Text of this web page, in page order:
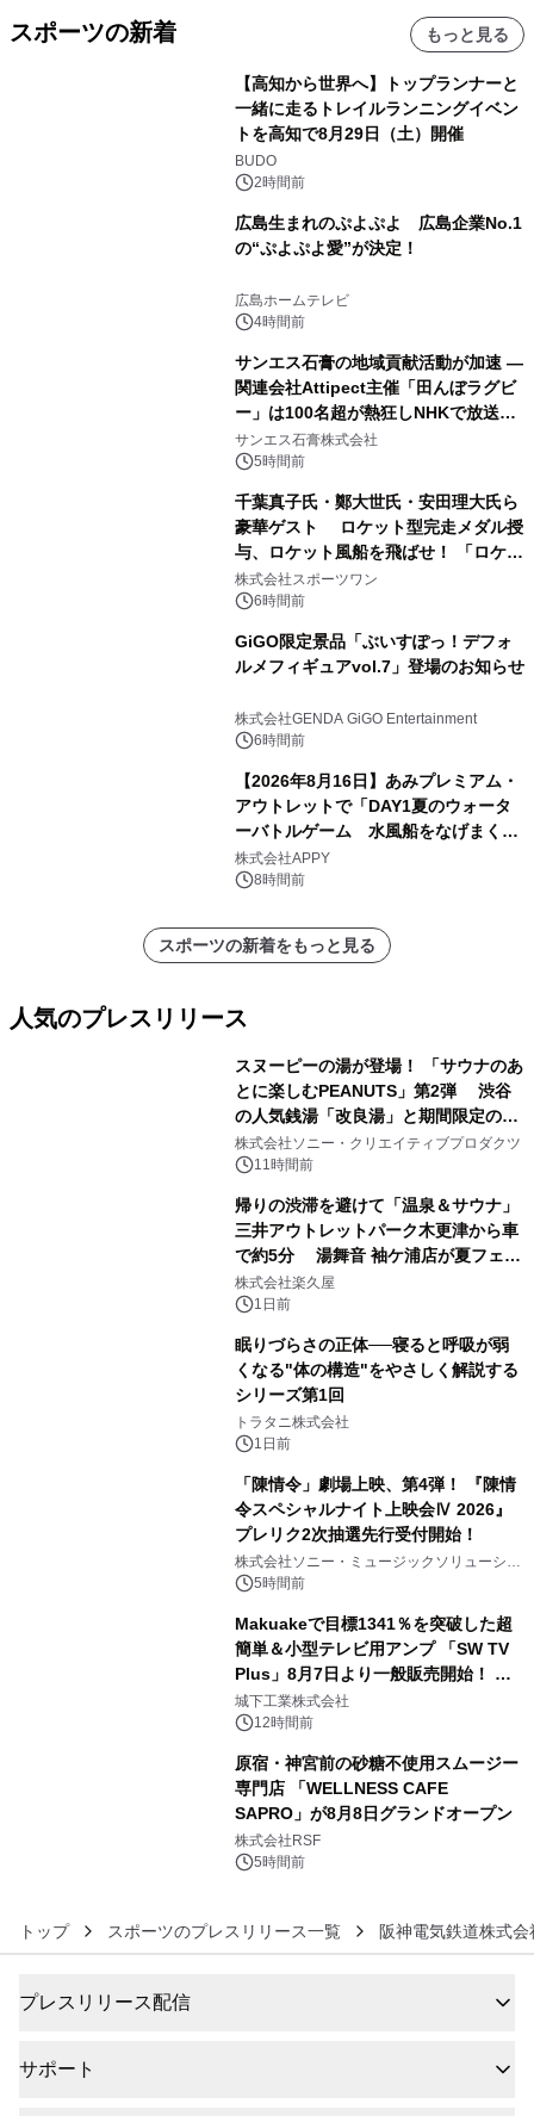
スポーツの新着 もっと見る
【高知から世界へ】トップランナーと
一緒に走るトレイルランニングイベン
トを高知で8月29日（土）開催
BUDO
2時間前
広島生まれのぷよぷよ 広島企業No.1
の“ぷよぷよ愛”が決定！
広島ホームテレビ
4時間前
サンエス石膏の地域貢献活動が加速 ―
関連会社Attipect主催「田んぼラグビ
ー」は100名超が熱狂しNHKで放送さ
れました。
サンエス石膏株式会社
5時間前
千葉真子氏・鄭大世氏・安田理大氏ら
豪華ゲスト ロケット型完走メダル授
与、ロケット風船を飛ばせ！ 「ロケッ
トマラソン2026」開催
株式会社スポーツワン
6時間前
GiGO限定景品「ぶいすぽっ！デフォ
ルメフィギュアvol.7」登場のお知らせ
株式会社GENDA GiGO Entertainment
6時間前
【2026年8月16日】あみプレミアム・
アウトレットで「DAY1夏のウォータ
ーバトルゲーム 水風船をなげまくろ
う！」を開催
株式会社APPY
8時間前
スポーツの新着をもっと見る
人気のプレスリリース
スヌーピーの湯が登場！ 「サウナのあ
とに楽しむPEANUTS」第2弾 渋谷
の人気銭湯「改良湯」と期間限定のコ
ラボレーション サウナイキタイコラ
ボグッズも発売決定！
株式会社ソニー・クリエイティブプロダクツ
11時間前
帰りの渋滞を避けて「温泉＆サウナ」
三井アウトレットパーク木更津から車
で約5分 湯舞音 袖ケ浦店が夏フェア
メニューを提供
株式会社楽久屋
1日前
眠りづらさの正体──寝ると呼吸が弱
くなる"体の構造"をやさしく解説する
シリーズ第1回
トラタニ株式会社
1日前
「陳情令」劇場上映、第4弾！ 『陳情
令スペシャルナイト上映会Ⅳ 2026』
プレリク2次抽選先行受付開始！
株式会社ソニー・ミュージックソリューショ
ンズ5時間前
Makuakeで目標1341％を突破した超
簡単＆小型テレビ用アンプ 「SW TV
Plus」8月7日より一般販売開始！ ケ
ーブル1本つなぐだけ、テレビの音が
ぐっと豊かに
城下工業株式会社
12時間前
原宿・神宮前の砂糖不使用スムージー
専門店 「WELLNESS CAFE
SAPRO」が8月8日グランドオープン
株式会社RSF
5時間前
トップ スポーツのプレスリリース一覧 阪神電気鉄道株式会
プレスリリース配信
サポート